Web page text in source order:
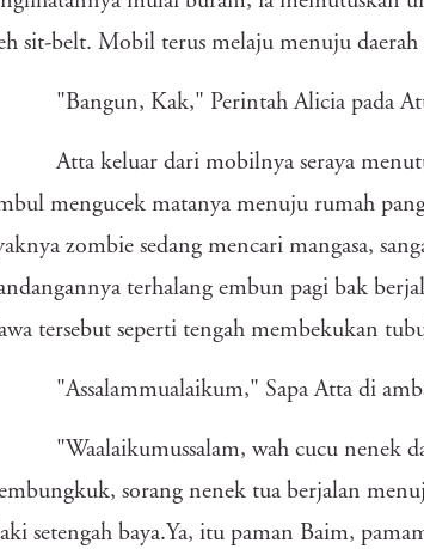
sit-belt. Mobil terus melaju menuju
"Bangun, Kak," Perintah Alicia pada
Atta keluar dari mobilnya seraya
mengucek matanya menuju rumah
zombie sedang mencari mangasa,
terhalang embun pagi bak
tersebut seperti tengah membekukan
"Assalammualaikum," Sapa Atta di
"Waalaikumussalam, wah cucu nenek
sorang nenek tua berjalan
setengah baya.Ya, itu paman Baim,